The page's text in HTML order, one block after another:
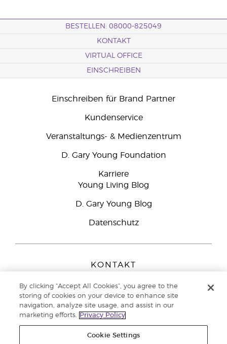
BESTELLEN: 08000-825049
KONTAKT
VIRTUAL OFFICE
EINSCHREIBEN
Einschreiben für Brand Partner
Kundenservice
Veranstaltungs- & Medienzentrum
D. Gary Young Foundation
Karriere
Young Living Blog
D. Gary Young Blog
Datenschutz
KONTAKT
Peizerweg 97
9727 AJ Groningen
Netherlands
Kundenservice:08000-825049
By clicking “Accept All Cookies”, you agree to the
storing of cookies on your device to enhance site
navigation, analyze site usage, and assist in our
marketing efforts.
Privacy Policy
Cookie Settings